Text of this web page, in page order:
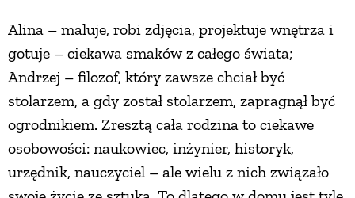
Alina – maluje, robi zdjęcia, projektuje wnętrza i
gotuje – ciekawa smaków z całego świata;
Andrzej – filozof, który zawsze chciał być
stolarzem, a gdy został stolarzem, zapragnął być
ogrodnikiem. Zresztą cała rodzina to ciekawe
osobowości: naukowiec, inżynier, historyk,
urzędnik, nauczyciel – ale wielu z nich związało
ZRÓB TO SAM
ŚNIADANIA